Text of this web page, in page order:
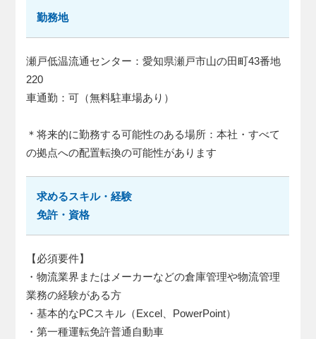
勤務地
瀬戸低温流通センター：愛知県瀬戸市山の田町43番地
220
車通勤：可（無料駐車場あり）
＊将来的に勤務する可能性のある場所：本社・すべて
の拠点への配置転換の可能性があります
求めるスキル・経験
免許・資格
【必須要件】
・物流業界またはメーカーなどの倉庫管理や物流管理
業務の経験がある方
・基本的なPCスキル（Excel、PowerPoint）
・第一種運転免許普通自動車